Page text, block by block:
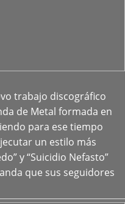
trabajo discográfico
de Metal formada en
para ese tiempo
un estilo más
y “Suicidio Nefasto”
que sus seguidores